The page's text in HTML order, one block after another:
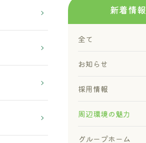
新着情報
全て
お知らせ
採用情報
周辺環境の魅力
グループホーム